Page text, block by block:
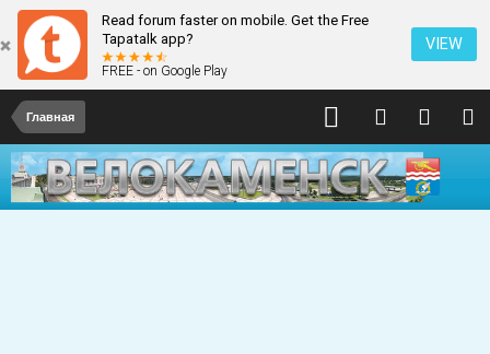
Read forum faster on mobile. Get the Free
Tapatalk app?
FREE - on Google Play
VIEW
Главная